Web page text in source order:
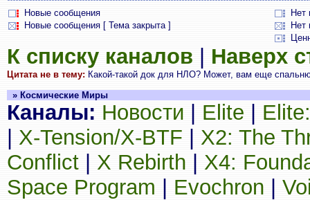
Новые сообщения
Нет
Новые сообщения [ Тема закрыта ]
Нет
К списку каналов Наверх
Цитата не в тему: Какой-такой док для НЛО? Может, вам еще спальню
» Космические Миры
Каналы: Новости Elite
X-Tension/X-BTF
X2: The
Conflict
X Rebirth
X4:
Space Program
Evochron